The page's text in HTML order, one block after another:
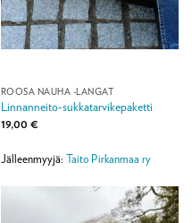
ROOSA NAUHA -LANGAT
Linnanneito-sukkatarvikepaketti
19,00 €
Jälleenmyyjä: Taito Pirkanmaa ry